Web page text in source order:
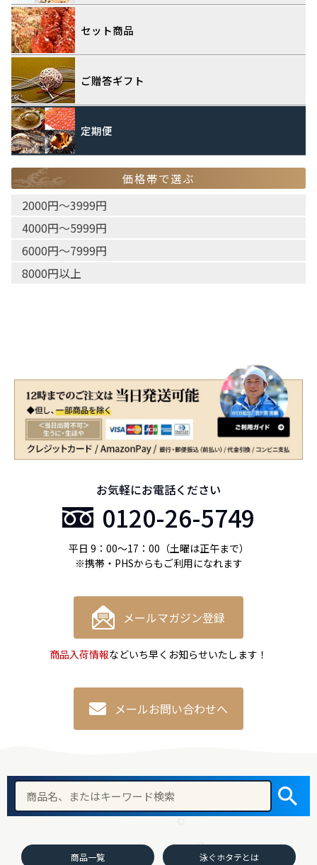
セット商品
ご贈答ギフト
定期便
価格帯で選ぶ
2000円〜3999円
4000円〜5999円
6000円〜7999円
8000円以上
お気軽にお電話ください
0120-26-5749
平日 9：00〜17：00（土曜は正午まで）
※携帯・PHSからもご利用になれます
メールマガジン登録
商品入荷情報などいち早くお知らせいたします！
メールお問い合わせへ
商品一覧 泳ぐホタテとは